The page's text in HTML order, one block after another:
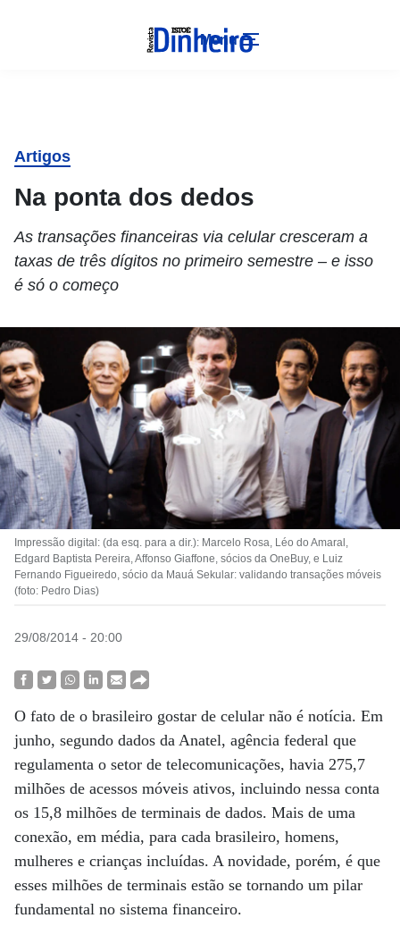
Menu
Artigos
Na ponta dos dedos
As transações financeiras via celular cresceram a
taxas de três dígitos no primeiro semestre – e isso
é só o começo
Impressão digital: (da esq. para a dir.): Marcelo Rosa, Léo do Amaral,
Edgard Baptista Pereira, Affonso Giaffone, sócios da OneBuy, e Luiz
Fernando Figueiredo, sócio da Mauá Sekular: validando transações móveis
(foto: Pedro Dias)
29/08/2014 - 20:00
O fato de o brasileiro gostar de celular não é notícia. Em
junho, segundo dados da Anatel, agência federal que
regulamenta o setor de telecomunicações, havia 275,7
milhões de acessos móveis ativos, incluindo nessa conta
os 15,8 milhões de terminais de dados. Mais de uma
conexão, em média, para cada brasileiro, homens,
mulheres e crianças incluídas. A novidade, porém, é que
esses milhões de terminais estão se tornando um pilar
fundamental no sistema financeiro.